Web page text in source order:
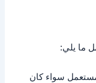
ما يلي:
سواء كان